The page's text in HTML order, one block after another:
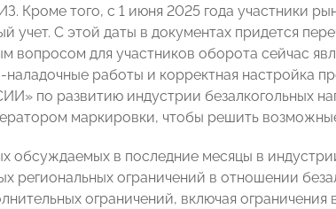
Кроме того, с 1 июня 2025 года участники
учет. С этой даты в документах придется
вопросом для участников оборота сейчас
работы и корректная настройка
по развитию индустрии безалкогольных
маркировки, чтобы решить
обсуждаемых в последние месяцы в
региональных ограничений в отношении
ограничений, включая